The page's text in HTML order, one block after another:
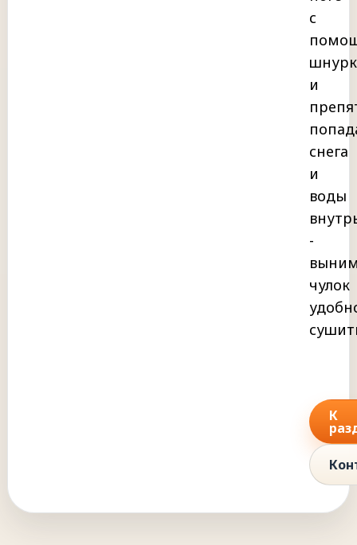
с
и
снега
и
воды
-
чулок
К